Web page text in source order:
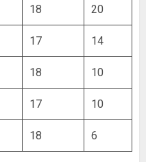
18 20
17 14
18 10
17 10
18 6